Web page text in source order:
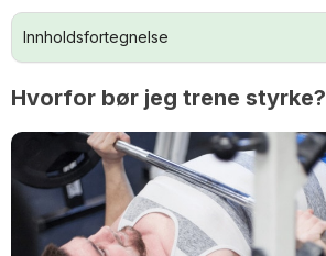
Innholdsfortegnelse
Hvorfor bør jeg trene styrke?